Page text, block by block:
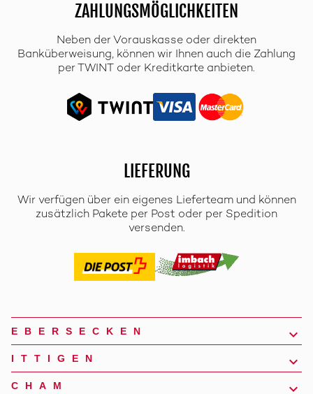
ZAHLUNGSMÖGLICHKEITEN
Neben der Vorauskasse oder direkten
Banküberweisung, können wir Ihnen auch die Zahlung
per TWINT oder Kreditkarte anbieten.
LIEFERUNG
Wir verfügen über ein eigenes Lieferteam und können
zusätzlich Pakete per Post oder per Spedition
versenden.
EBERSECKEN
ITTIGEN
CHAM